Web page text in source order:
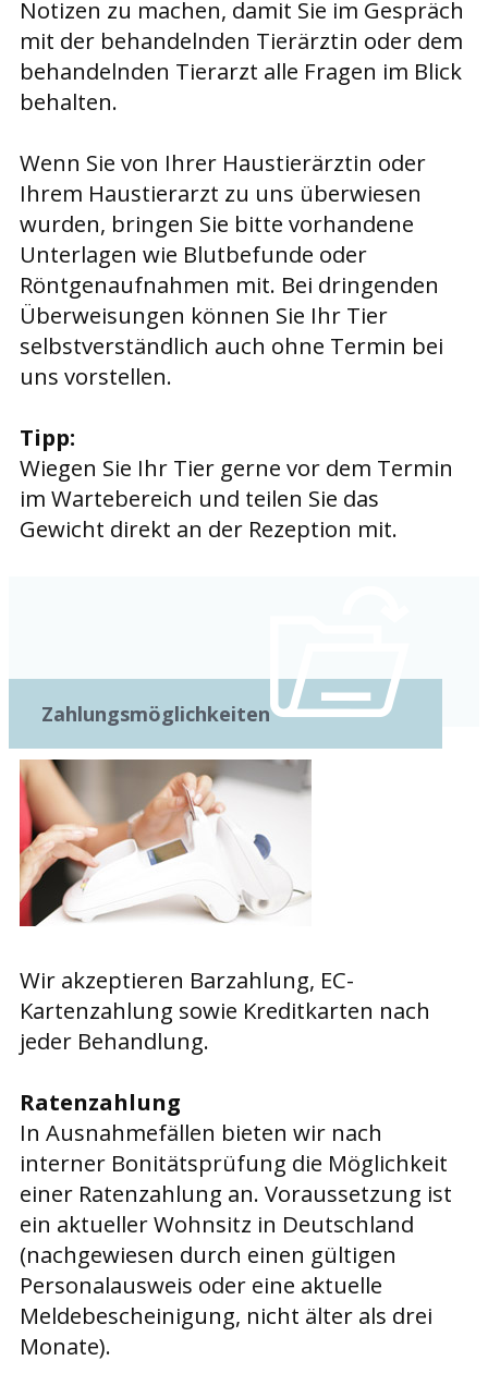
Notizen zu machen, damit Sie im Gespräch
mit der behandelnden Tierärztin oder dem
behandelnden Tierarzt alle Fragen im Blick
behalten.
Wenn Sie von Ihrer Haustierärztin oder
Ihrem Haustierarzt zu uns überwiesen
wurden, bringen Sie bitte vorhandene
Unterlagen wie Blutbefunde oder
Röntgenaufnahmen mit. Bei dringenden
Überweisungen können Sie Ihr Tier
selbstverständlich auch ohne Termin bei
uns vorstellen.
Tipp:
Wiegen Sie Ihr Tier gerne vor dem Termin
im Wartebereich und teilen Sie das
Gewicht direkt an der Rezeption mit.
Zahlungsmöglichkeiten
Wir akzeptieren Barzahlung, EC-
Kartenzahlung sowie Kreditkarten nach
jeder Behandlung.
Ratenzahlung
In Ausnahmefällen bieten wir nach
interner Bonitätsprüfung die Möglichkeit
einer Ratenzahlung an. Voraussetzung ist
ein aktueller Wohnsitz in Deutschland
(nachgewiesen durch einen gültigen
Personalausweis oder eine aktuelle
Meldebescheinigung, nicht älter als drei
Monate).